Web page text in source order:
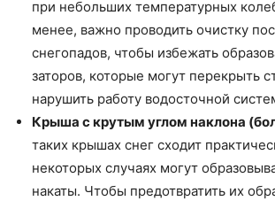
при небольших температурных
менее, важно проводить очистку
снегопадов, чтобы избежать
заторов, которые могут перекрыть
нарушить работу водосточной
Крыша с крутым углом наклона
таких крышах снег сходит
некоторых случаях могут
накаты. Чтобы предотвратить их